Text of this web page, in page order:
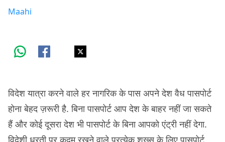
Maahi
विदेश यात्रा करने वाले हर नागरिक के पास अपने देश वैध पासपोर्ट
होना बेहद ज़रूरी है. बिना पासपोर्ट आप देश के बाहर नहीं जा सकते
हैं और कोई दूसरा देश भी पासपोर्ट के बिना आपको एंट्री नहीं देगा.
विदेशी धरती पर क़दम रखने वाले प्रत्येक शख़्स के लिए पासपोर्ट